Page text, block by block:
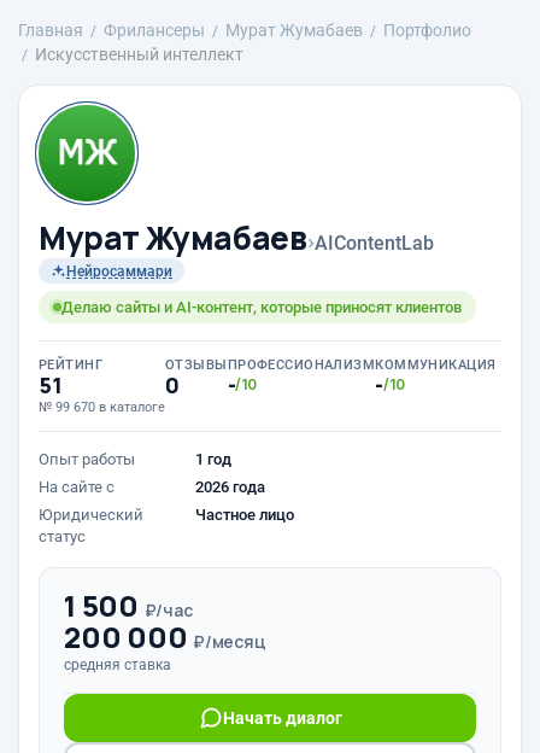
Главная Фрилансеры Мурат Жумабаев
Портфолио
Искусственный интеллект
Мурат Жумабаев›AIContentLab
Нейросаммари
Делаю сайты и AI-контент, которые приносят клиентов
РЕЙТИНГ
51
№ 99 670 в каталоге
ОТЗЫВЫ
0
ПРОФЕССИОНАЛИЗМ
-/10
КОММУНИКАЦИЯ
-/10
Опыт работы
1 год
На сайте с
2026 года
Юридический
статус
Частное лицо
1 500 ₽/час
200 000 ₽/месяц
средняя ставка
Начать диалог